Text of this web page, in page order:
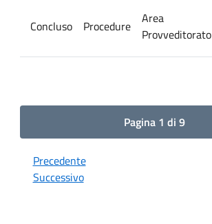
Concluso Procedure
Area
Provveditorato
Pagina 1 di 9
Precedente
Successivo